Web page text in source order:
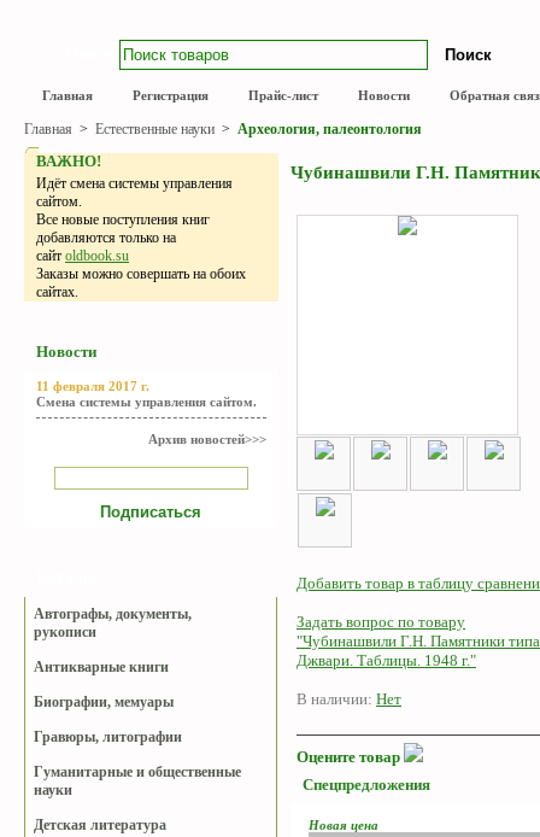
Главная Регистрация Прайс-лист Новости Обратная
Главная > Естественные науки > Археология, палеонтология
ВАЖНО!
Идёт смена системы управления
сайтом.
Все новые поступления книг
добавляются только на
сайт oldbook.su
Заказы можно совершать на обоих
сайтах.
Новости
11 февраля 2017 г.
Смена системы управления сайтом.
Архив новостей>>>
Автографы, документы,
рукописи
Антикварные книги
Биографии, мемуары
Гравюры, литографии
Гуманитарные и общественные
науки
Детская литература
Чубинашвили Г.Н.
Добавить товар в таблицу
Задать вопрос по товару
"Чубинашвили Г.Н. Памятники типа
Джвари. Таблицы. 1948 г."
В наличии: Нет
Оцените товар
Спецпредложения
Новая цена